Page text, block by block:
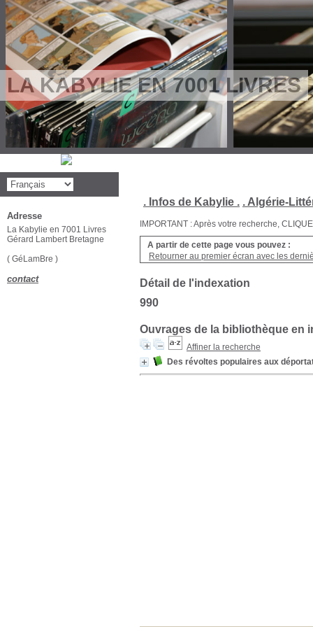
LA KABYLIE EN 7001 LIVRES
. Infos de Kabylie . . Algérie-
IMPORTANT : Après votre recherche,
A partir de cette page vous pouvez :
Retourner au premier écran avec les
Détail de l'indexation
990
Ouvrages de la bibliothèque en
Affiner la recherche
Des révoltes populaires aux
Adresse
La Kabylie en 7001 Livres
Gérard Lambert Bretagne
( GéLamBre )
contact